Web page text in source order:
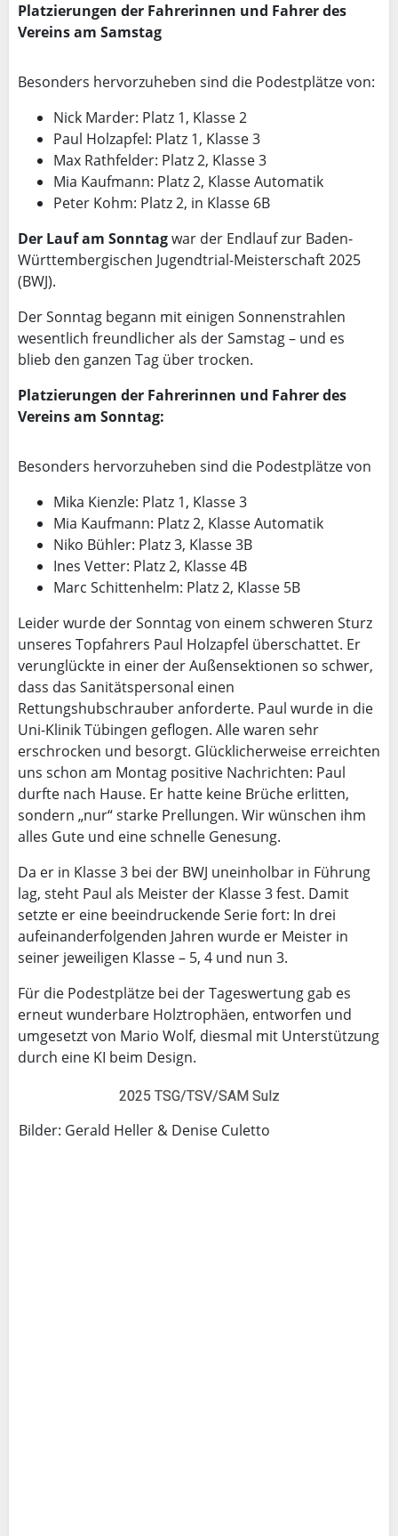
Platzierungen der Fahrerinnen und Fahrer des
Vereins am Samstag
Besonders hervorzuheben sind die Podestplätze von:
Nick Marder: Platz 1, Klasse 2
Paul Holzapfel: Platz 1, Klasse 3
Max Rathfelder: Platz 2, Klasse 3
Mia Kaufmann: Platz 2, Klasse Automatik
Peter Kohm: Platz 2, in Klasse 6B
Der Lauf am Sonntagwar der Endlauf zur Baden-
Württembergischen Jugendtrial-Meisterschaft 2025
(BWJ).
Der Sonntag begann mit einigen Sonnenstrahlen
wesentlich freundlicher als der Samstag – und es
blieb den ganzen Tag über trocken.
Platzierungen der Fahrerinnen und Fahrer des
Vereins am Sonntag:
Besonders hervorzuheben sind die Podestplätze von
Mika Kienzle: Platz 1, Klasse 3
Mia Kaufmann: Platz 2, Klasse Automatik
Niko Bühler: Platz 3, Klasse 3B
Ines Vetter: Platz 2, Klasse 4B
Marc Schittenhelm: Platz 2, Klasse 5B
Leider wurde der Sonntag von einem schweren Sturz
unseres Topfahrers Paul Holzapfel überschattet. Er
verunglückte in einer der Außensektionen so schwer,
dass das Sanitätspersonal einen
Rettungshubschrauber anforderte. Paul wurde in die
Uni-Klinik Tübingen geflogen. Alle waren sehr
erschrocken und besorgt. Glücklicherweise erreichten
uns schon am Montag positive Nachrichten: Paul
durfte nach Hause. Er hatte keine Brüche erlitten,
sondern „nur“ starke Prellungen. Wir wünschen ihm
alles Gute und eine schnelle Genesung.
Da er in Klasse 3 bei der BWJ uneinholbar in Führung
lag, steht Paul als Meister der Klasse 3 fest. Damit
setzte er eine beeindruckende Serie fort: In drei
aufeinanderfolgenden Jahren wurde er Meister in
seiner jeweiligen Klasse – 5, 4 und nun 3.
Für die Podestplätze bei der Tageswertung gab es
erneut wunderbare Holztrophäen, entworfen und
umgesetzt von Mario Wolf, diesmal mit Unterstützung
durch eine KI beim Design.
2025 TSG/TSV/SAM Sulz
Bilder: Gerald Heller & Denise Culetto